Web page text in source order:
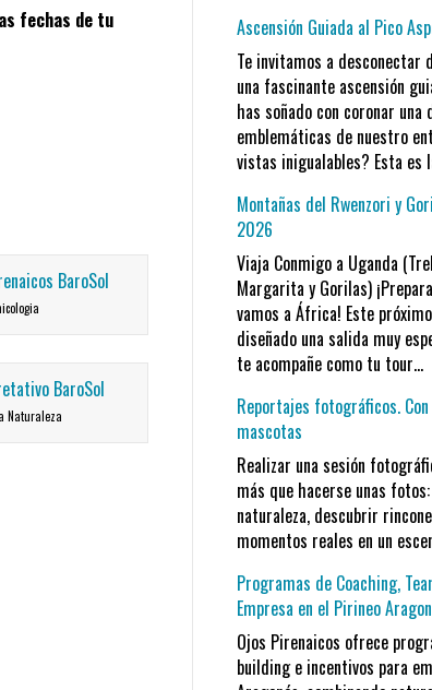
fechas de tu
Naturaleza
Ascensión Guiada al Pico
Te invitamos a
una fascinante ascensión
has soñado con coronar
emblemáticas de nuestro
vistas inigualables? Esta es
Montañas del Rwenzori y
2026
Viaja Conmigo a Uganda
Margarita y Gorilas)
vamos a África! Este
diseñado una salida muy
te acompañe como tu tour…
Reportajes fotográficos.
mascotas
Realizar una sesión
más que hacerse unas
naturaleza, descubrir
momentos reales en un
Programas de Coaching,
Empresa en el Pirineo
Ojos Pirenaicos ofrece
building e incentivos para